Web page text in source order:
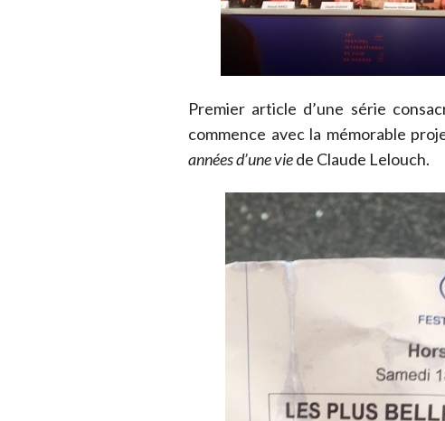
Premier article d’une série
commence avec la mémorable
années d’une viede Claude Lelouch.